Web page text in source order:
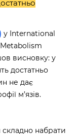
у International
висновку: у
достатньо
не дає
м’язів.
набрати